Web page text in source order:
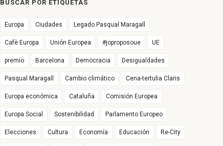
BUSCAR POR ETIQUETAS
Europa Ciudades Legado Pasqual Maragall
Cafè Europa Unión Europea #joproposoue UE
premio Barcelona Democracia Desigualdades
Pasqual Maragall Cambio climático Cena-tertulia Claris
Europa económica Cataluña Comisión Europea
Europa Social Sostenibilidad Parlamento Europeo
Elecciones Cultura Economía Educación Re-City